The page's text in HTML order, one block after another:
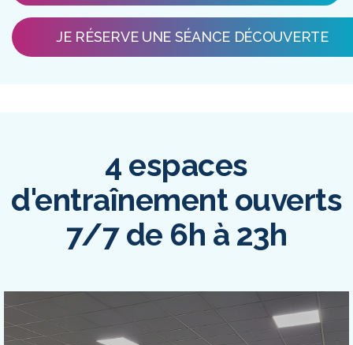
JE RÉSERVE UNE SÉANCE DÉCOUVERTE
4 espaces
d'entraînement ouverts
7/7 de 6h à 23h